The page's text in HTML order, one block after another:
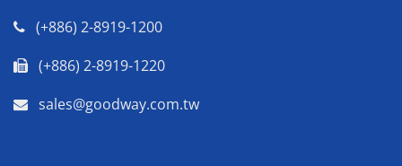
(+886) 2-8919-1200
(+886) 2-8919-1220
sales@goodway.com.tw